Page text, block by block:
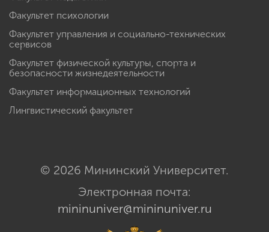
Факультет психологии
Факультет управления и социально-технических
сервисов
Факультет физической культуры, спорта и
безопасности жизнедеятельности
Факультет информационных технологий
Лингвистический факультет
© 2026 Мининский Университет.
Электронная почта:
mininuniver@mininuniver.ru